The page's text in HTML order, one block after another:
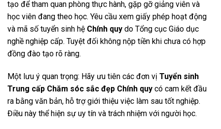
tạo để tham quan phòng thực hành, gặp gỡ giảng viên và
học viên đang theo học. Yêu cầu xem giấy phép hoạt động
và mã số tuyển sinh hệ Chính quy do Tổng cục Giáo dục
nghề nghiệp cấp. Tuyệt đối không nộp tiền khi chưa có hợp
đồng đào tạo rõ ràng.
Một lưu ý quan trọng: Hãy ưu tiên các đơn vị Tuyển sinh
Trung cấp Chăm sóc sắc đẹp Chính quy có cam kết đầu
ra bằng văn bản, hỗ trợ giới thiệu việc làm sau tốt nghiệp.
Điều này thể hiện sự uy tín và trách nhiệm với người học.